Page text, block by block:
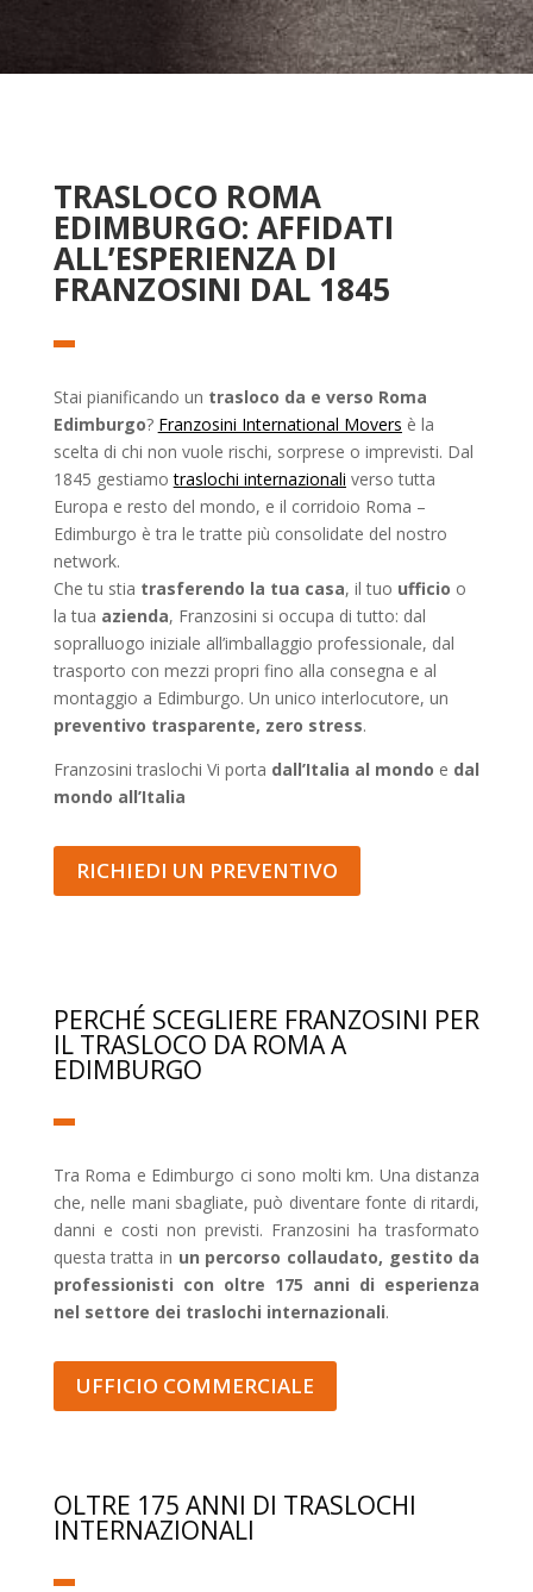
TRASLOCO ROMA
EDIMBURGO: AFFIDATI
ALL’ESPERIENZA DI
FRANZOSINI DAL 1845
Stai pianificando un trasloco da e verso Roma
Edimburgo? Franzosini International Movers è la
scelta di chi non vuole rischi, sorprese o imprevisti. Dal
1845 gestiamotraslochi internazionali verso tutta
Europa e resto del mondo, e il corridoio Roma –
Edimburgo è tra le tratte più consolidate del nostro
network.
Che tu stia trasferendo la tua casa, il tuo ufficio o
la tua azienda, Franzosini si occupa di tutto: dal
sopralluogo iniziale all’imballaggio professionale, dal
trasporto con mezzi propri fino alla consegna e al
montaggio a Edimburgo. Un unico interlocutore, un
preventivo trasparente, zero stress.
Franzosini traslochi Vi porta dall’Italia al mondo e dal
mondo all’Italia
RICHIEDI UN PREVENTIVO
PERCHÉ SCEGLIERE FRANZOSINI PER
IL TRASLOCO DA ROMA A
EDIMBURGO
Tra Roma e Edimburgo ci sono molti km. Una distanza
che, nelle mani sbagliate, può diventare fonte di ritardi,
danni e costi non previsti. Franzosini ha trasformato
questa tratta in un percorso collaudato, gestito da
professionisti con oltre 175 anni di esperienza
nel settore dei traslochi internazionali.
UFFICIO COMMERCIALE
OLTRE 175 ANNI DI TRASLOCHI
INTERNAZIONALI